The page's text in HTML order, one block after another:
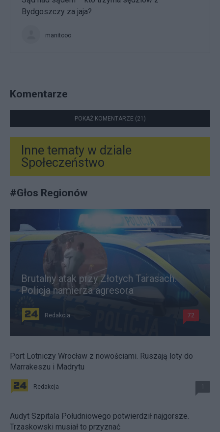
Bydgoszczy za jaja?
manitooo
Komentarze
POKAŻ KOMENTARZE (21)
Inne tematy w dziale
Społeczeństwo
#Głos Regionów
Brutalny atak przy Złotych Tarasach.
Policja namierza agresora
Redakcja 72
Port Lotniczy Wrocław z nowościami. Ruszają loty do
Marrakeszu i Madrytu
Redakcja 1
Audyt Szpitala Południowego potwierdził najgorsze.
Trzaskowski musiał to przyznać